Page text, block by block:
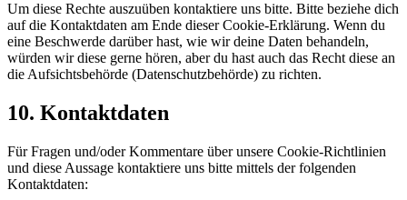
Um diese Rechte auszuüben kontaktiere uns bitte. Bitte beziehe dich
auf die Kontaktdaten am Ende dieser Cookie-Erklärung. Wenn du
eine Beschwerde darüber hast, wie wir deine Daten behandeln,
würden wir diese gerne hören, aber du hast auch das Recht diese an
die Aufsichtsbehörde (Datenschutzbehörde) zu richten.
10. Kontaktdaten
Für Fragen und/oder Kommentare über unsere Cookie-Richtlinien
und diese Aussage kontaktiere uns bitte mittels der folgenden
Kontaktdaten: